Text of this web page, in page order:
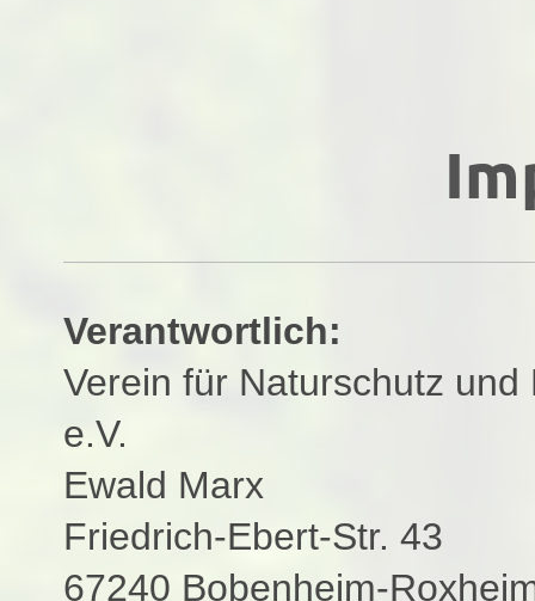
Verantwortlich:
Verein für Naturschutz
e.V.
Ewald Marx
Friedrich-Ebert-Str. 43
67240 Bobenheim-